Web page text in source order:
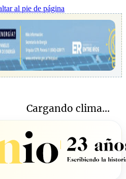
al pie de página
Cargando clima...